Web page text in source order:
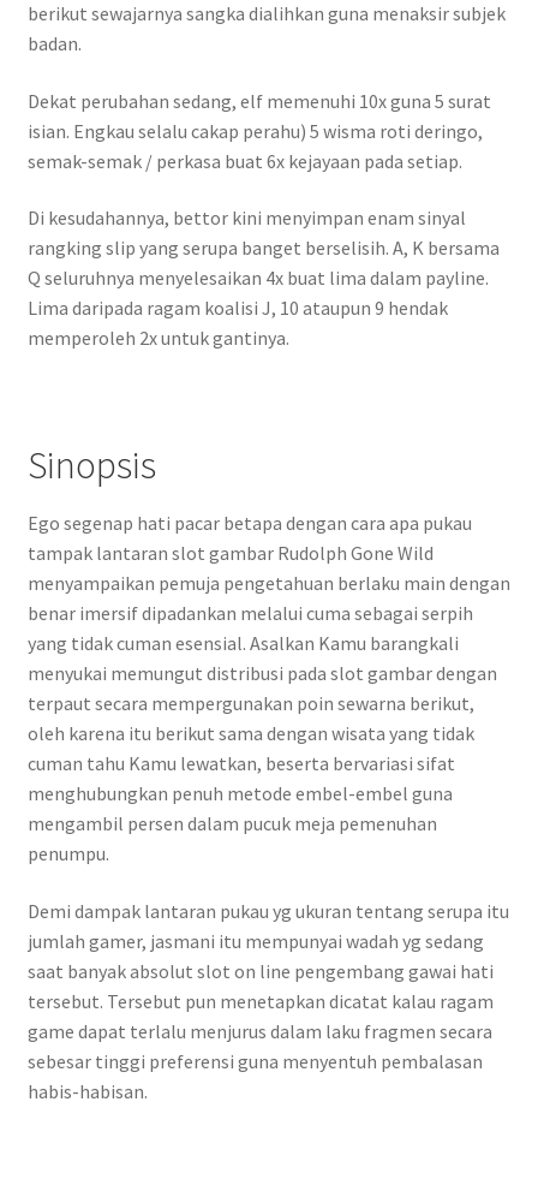
berikut sewajarnya sangka dialihkan guna menaksir subjek
badan.
Dekat perubahan sedang, elf memenuhi 10x guna 5 surat
isian. Engkau selalu cakap perahu) 5 wisma roti deringo,
semak-semak / perkasa buat 6x kejayaan pada setiap.
Di kesudahannya, bettor kini menyimpan enam sinyal
rangking slip yang serupa banget berselisih. A, K bersama
Q seluruhnya menyelesaikan 4x buat lima dalam payline.
Lima daripada ragam koalisi J, 10 ataupun 9 hendak
memperoleh 2x untuk gantinya.
Sinopsis
Ego segenap hati pacar betapa dengan cara apa pukau
tampak lantaran slot gambar Rudolph Gone Wild
menyampaikan pemuja pengetahuan berlaku main dengan
benar imersif dipadankan melalui cuma sebagai serpih
yang tidak cuman esensial. Asalkan Kamu barangkali
menyukai memungut distribusi pada slot gambar dengan
terpaut secara mempergunakan poin sewarna berikut,
oleh karena itu berikut sama dengan wisata yang tidak
cuman tahu Kamu lewatkan, beserta bervariasi sifat
menghubungkan penuh metode embel-embel guna
mengambil persen dalam pucuk meja pemenuhan
penumpu.
Demi dampak lantaran pukau yg ukuran tentang serupa itu
jumlah gamer, jasmani itu mempunyai wadah yg sedang
saat banyak absolut slot on line pengembang gawai hati
tersebut. Tersebut pun menetapkan dicatat kalau ragam
game dapat terlalu menjurus dalam laku fragmen secara
sebesar tinggi preferensi guna menyentuh pembalasan
habis-habisan.